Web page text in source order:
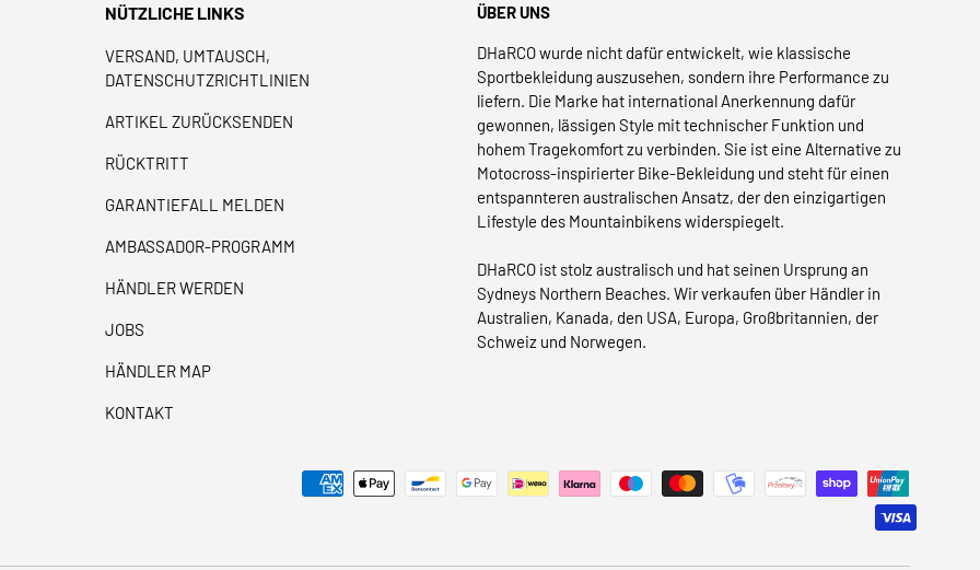
NÜTZLICHE LINKS
VERSAND, UMTAUSCH,
DATENSCHUTZRICHTLINIEN
ARTIKEL ZURÜCKSENDEN
RÜCKTRITT
GARANTIEFALL MELDEN
AMBASSADOR-PROGRAMM
HÄNDLER WERDEN
JOBS
HÄNDLER MAP
KONTAKT
ÜBER UNS
DHaRCO wurde nicht dafür entwickelt, wie klassische
Sportbekleidung auszusehen, sondern ihre Performance zu
liefern. Die Marke hat international Anerkennung dafür
gewonnen, lässigen Style mit technischer Funktion und
hohem Tragekomfort zu verbinden. Sie ist eine Alternative zu
Motocross-inspirierter Bike-Bekleidung und steht für einen
entspannteren australischen Ansatz, der den einzigartigen
Lifestyle des Mountainbikens widerspiegelt.
DHaRCO ist stolz australisch und hat seinen Ursprung an
Sydneys Northern Beaches. Wir verkaufen über Händler in
Australien, Kanada, den USA, Europa, Großbritannien, der
Schweiz und Norwegen.
Akzeptierte Zahlungsmethoden